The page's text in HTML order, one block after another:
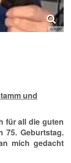
© KKH
und
für all die guten
75. Geburtstag.
mich gedacht